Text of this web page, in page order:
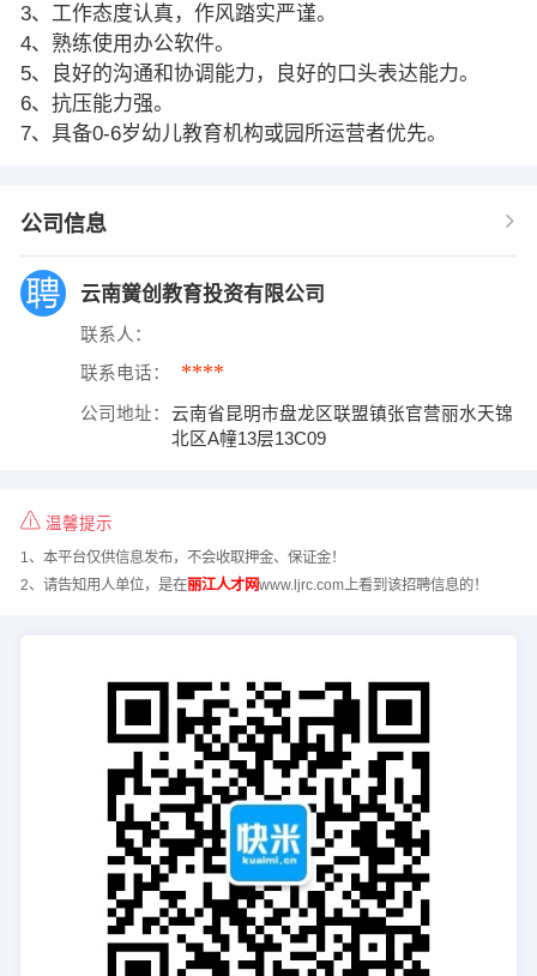
3、工作态度认真，作风踏实严谨。
4、熟练使用办公软件。
5、良好的沟通和协调能力，良好的口头表达能力。
6、抗压能力强。
7、具备0-6岁幼儿教育机构或园所运营者优先。
公司信息
云南黉创教育投资有限公司
联系人：
联系电话： ****
公司地址：
云南省昆明市盘龙区联盟镇张官营丽水天锦
北区A幢13层13C09
温馨提示
1、本平台仅供信息发布，不会收取押金、保证金！
2、请告知用人单位，是在丽江人才网www.ljrc.com上看到该招聘信息的！